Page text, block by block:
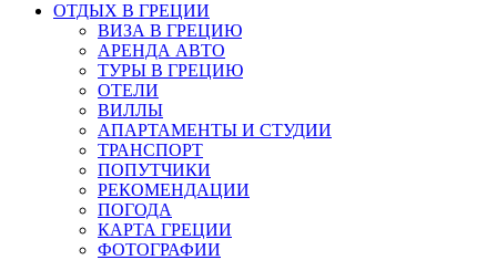
ОТДЫХ В ГРЕЦИИ
ВИЗА В ГРЕЦИЮ
АРЕНДА АВТО
ТУРЫ В ГРЕЦИЮ
ОТЕЛИ
ВИЛЛЫ
АПАРТАМЕНТЫ И СТУДИИ
ТРАНСПОРТ
ПОПУТЧИКИ
РЕКОМЕНДАЦИИ
ПОГОДА
КАРТА ГРЕЦИИ
ФОТОГРАФИИ